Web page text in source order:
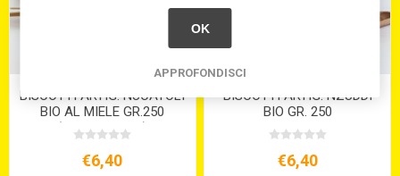
BISCOTTI ARTIG. NUCATOLI
BIO AL MIELE GR.250
(VEGETARIANI)
€6,40
BISCOTTI ARTIG. NZUDDI
BIO GR. 250
€6,40
OK
APPROFONDISCI